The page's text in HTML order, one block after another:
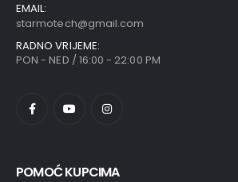
EMAIL:
starmotech@gmail.com
RADNO VRIJEME:
PON - NED / 16:00 - 22:00 PM
POMOĆ KUPCIMA